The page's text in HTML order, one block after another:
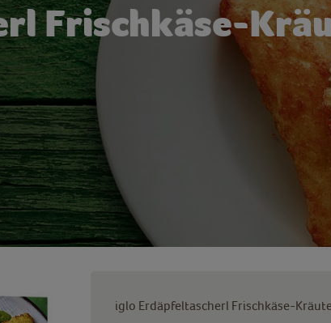
Frischkäse-
iglo Erdäpfeltascherl Frischkäse-